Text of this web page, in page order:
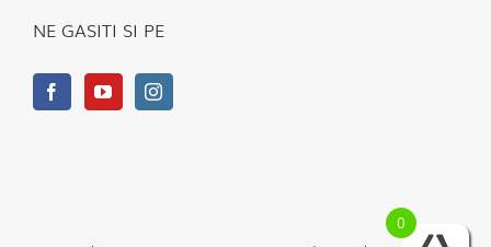
NE GASITI SI PE
0